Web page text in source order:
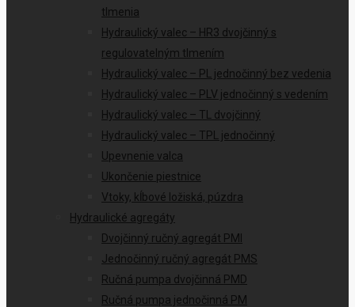
tlmenia
Hydraulický valec – HR3 dvojčinný s
regulovatelným tlmením
Hydraulický valec – PL jednočinný bez vedenia
Hydraulický valec – PLV jednočinný s vedením
Hydraulický valec – TL dvojčinný
Hydraulický valec – TPL jednočinný
Upevnenie valca
Ukončenie piestnice
Vtoky, kĺbové ložiská, púzdra
Hydraulické agregáty
Dvojčinný ručný agregát PMI
Jednočinný ručný agregát PMS
Ručná pumpa dvojčinná PMD
Ručná pumpa jednočinná PM